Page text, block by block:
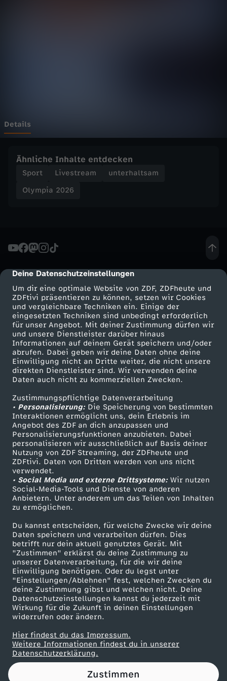
cmp-dialog-description
Deine Datenschutzeinstellungen
Um dir eine optimale Website von ZDF, ZDFheute und
ZDFtivi präsentieren zu können, setzen wir Cookies
und vergleichbare Techniken ein. Einige der
eingesetzten Techniken sind unbedingt erforderlich
für unser Angebot. Mit deiner Zustimmung dürfen wir
und unsere Dienstleister darüber hinaus
Informationen auf deinem Gerät speichern und/oder
abrufen. Dabei geben wir deine Daten ohne deine
Einwilligung nicht an Dritte weiter, die nicht unsere
direkten Dienstleister sind. Wir verwenden deine
Daten auch nicht zu kommerziellen Zwecken.
Zustimmungspflichtige Datenverarbeitung
• Personalisierung:Die Speicherung von bestimmten
Interaktionen ermöglicht uns, dein Erlebnis im
Angebot des ZDF an dich anzupassen und
Personalisierungsfunktionen anzubieten. Dabei
personalisieren wir ausschließlich auf Basis deiner
Nutzung von ZDF Streaming, der ZDFheute und
ZDFtivi. Daten von Dritten werden von uns nicht
verwendet.
• Social Media und externe Drittsysteme:Wir nutzen
Social-Media-Tools und Dienste von anderen
Anbietern. Unter anderem um das Teilen von Inhalten
zu ermöglichen.
Du kannst entscheiden, für welche Zwecke wir deine
Daten speichern und verarbeiten dürfen. Dies
betrifft nur dein aktuell genutztes Gerät. Mit
"Zustimmen" erklärst du deine Zustimmung zu
unserer Datenverarbeitung, für die wir deine
Einwilligung benötigen. Oder du legst unter
"Einstellungen/Ablehnen" fest, welchen Zwecken du
deine Zustimmung gibst und welchen nicht. Deine
Datenschutzeinstellungen kannst du jederzeit mit
Wirkung für die Zukunft in deinen Einstellungen
widerrufen oder ändern.
Hier findest du das Impressum.
Weitere Informationen findest du in unserer
Datenschutzerklärung.
Zustimmen
C
r
n
g
:
F
r
a
u
e
n
,
G
r
o
ß
b
r
i
t
Details
Ähnliche Inhalte entdecken
Sport Livestream
unterhaltsam
Olympia 2026
Mehr ZDF
ZDF-Apps
Smart TV
ZDFtext
Livestreams
Sendungen A-Z
TV-Programm
Service
ZDFmitreden
Kontakt zum ZDF
Tickets
Zuschauerservice
Hilfe
ZDF Unternehmen
Karriere
ZDF goes Schule
Werbefernsehen
Mainzelmännchen
Partner